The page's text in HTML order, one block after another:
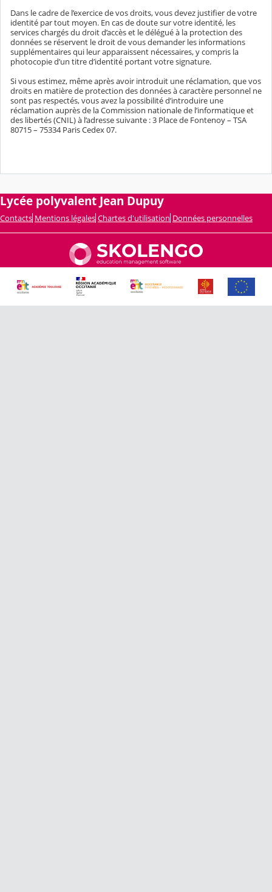
Dans le cadre de l’exercice de vos droits, vous devez justifier de votre
identité par tout moyen. En cas de doute sur votre identité, les
services chargés du droit d’accès et le délégué à la protection des
données se réservent le droit de vous demander les informations
supplémentaires qui leur apparaissent nécessaires, y compris la
photocopie d’un titre d’identité portant votre signature.
Si vous estimez, même après avoir introduit une réclamation, que vos
droits en matière de protection des données à caractère personnel ne
sont pas respectés, vous avez la possibilité d’introduire une
réclamation auprès de la Commission nationale de l’informatique et
des libertés (CNIL) à l’adresse suivante : 3 Place de Fontenoy – TSA
80715 – 75334 Paris Cedex 07.
Lycée polyvalent Jean Dupuy
Contacts Mentions légales Chartes d'utilisation Données personnelles